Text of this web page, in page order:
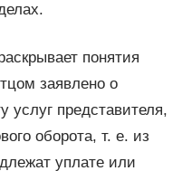
понятия
заявлено о
услуг представителя,
оборота, т. е. из
уплате или